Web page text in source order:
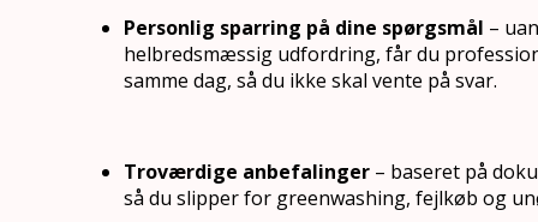
Personlig sparring på dine spørgsmål –
helbredsmæssig udfordring, får du
samme dag, så du ikke skal vente på svar.
Troværdige anbefalinger – baseret på
så du slipper for greenwashing, fejlkøb og